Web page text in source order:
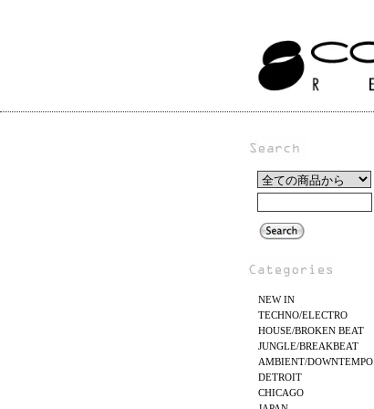
NEW IN
TECHNO/ELECTRO
HOUSE/BROKEN BEAT
JUNGLE/BREAKBEAT
AMBIENT/DOWNTEMPO
DETROIT
CHICAGO